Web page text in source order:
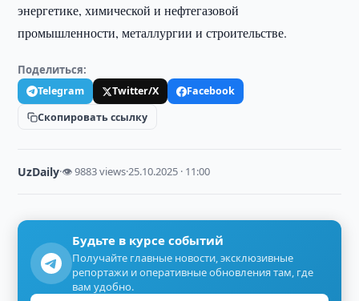
энергетике, химической и нефтегазовой
промышленности, металлургии и строительстве.
Поделиться:
Telegram Twitter/X
Facebook
Скопировать ссылку
UzDaily·👁 9883 views·25.10.2025 · 11:00
Будьте в курсе событий
Получайте главные новости, эксклюзивные
репортажи и оперативные обновления там, где
вам удобно.